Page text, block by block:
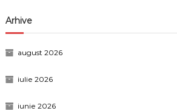
Arhive
august 2026
iulie 2026
iunie 2026